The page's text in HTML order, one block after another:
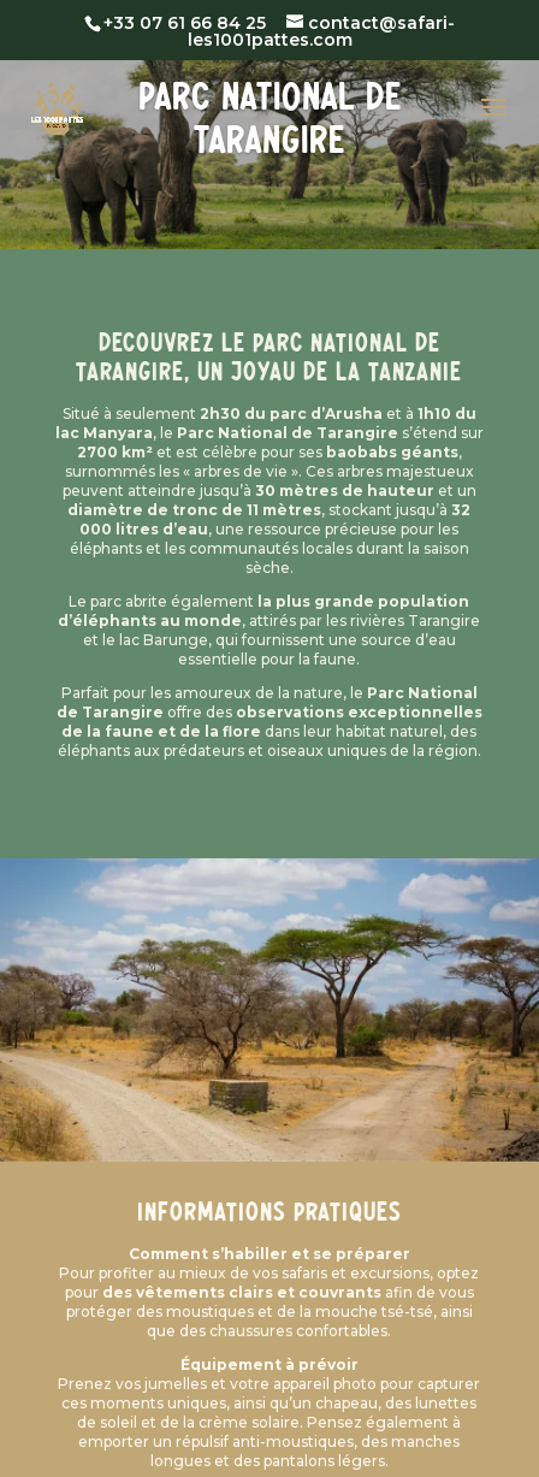
+33 07 61 66 84 25 contact@safari-
les1001pattes.com
PARC NATIONAL DE
TARANGIRE
Decouvrez le Parc National de
Tarangire, un joyau de la Tanzanie
Situé à seulement 2h30 du parc d’Arusha et à 1h10 du
lac Manyara, le Parc National de Tarangire s’étend sur
2700 km²et est célèbre pour ses baobabs géants,
surnommés les « arbres de vie ». Ces arbres majestueux
peuvent atteindre jusqu’à 30 mètres de hauteur et un
diamètre de tronc de 11 mètres, stockant jusqu’à 32
000 litres d’eau, une ressource précieuse pour les
éléphants et les communautés locales durant la saison
sèche.
Le parc abrite également la plus grande population
d’éléphants au monde, attirés par les rivières Tarangire
et le lac Barunge, qui fournissent une source d’eau
essentielle pour la faune.
Parfait pour les amoureux de la nature, le Parc National
de Tarangire offre des observations exceptionnelles
de la faune et de la flore dans leur habitat naturel, des
éléphants aux prédateurs et oiseaux uniques de la région.
informations pratiques
Comment s’habiller et se préparer
Pour profiter au mieux de vos safaris et excursions, optez
pourdes vêtements clairs et couvrantsafin de vous
protéger des moustiques et de la mouche tsé-tsé, ainsi
que des chaussures confortables.
Équipement à prévoir
Prenez vos jumelles et votre appareil photo pour capturer
ces moments uniques, ainsi qu’un chapeau, des lunettes
de soleil et de la crème solaire. Pensez également à
emporter un répulsif anti-moustiques, des manches
longues et des pantalons légers.